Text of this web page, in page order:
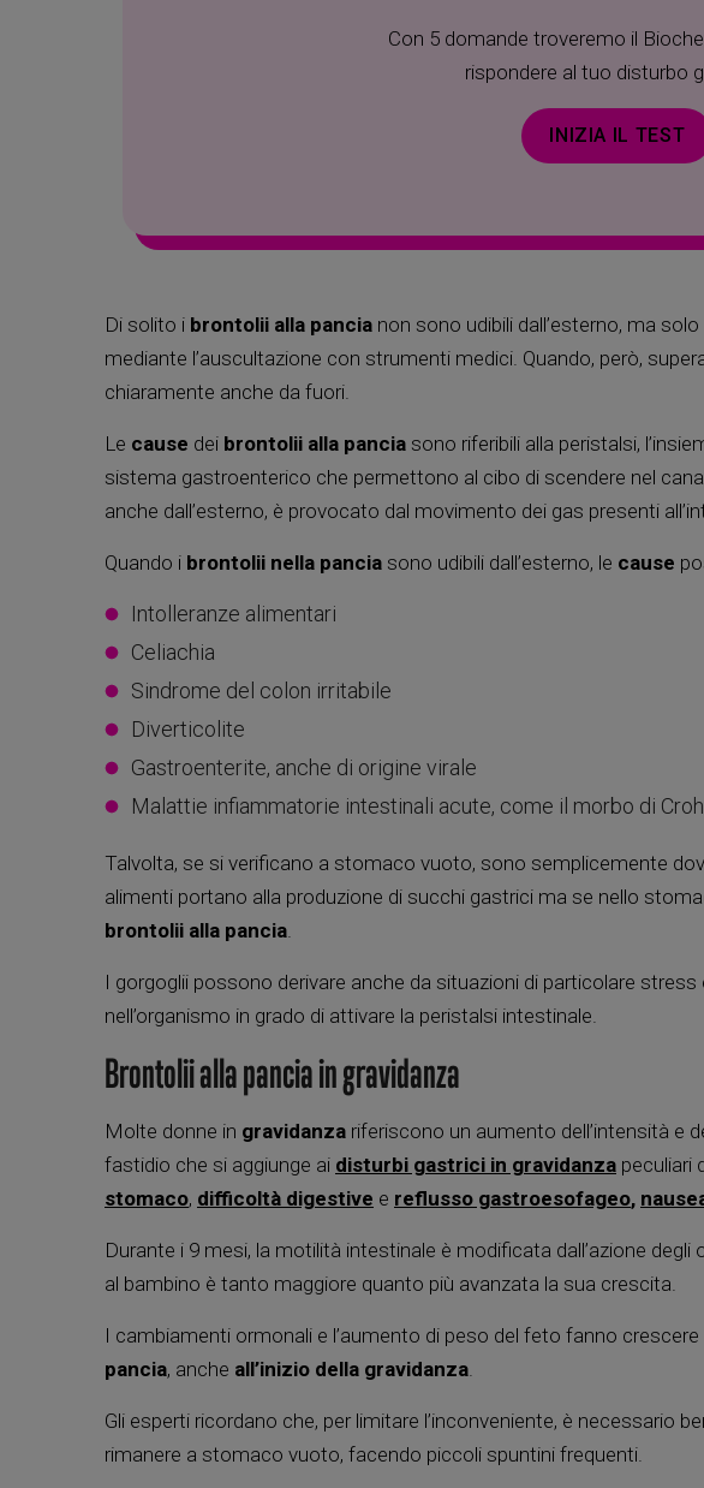
Con 5 domande troveremo il
rispondere al tuo disturbo
INIZIA IL TEST
Di solito i brontolii alla pancia non sono udibili dall’esterno, ma
mediante l’auscultazione con strumenti medici. Quando, però,
chiaramente anche da fuori.
Le cause dei brontolii alla pancia sono riferibili alla peristalsi,
sistema gastroenterico che permettono al cibo di scendere nel
anche dall’esterno, è provocato dal movimento dei gas presenti
Quando i brontolii nella pancia sono udibili dall’esterno, le cause
Intolleranze alimentari
Celiachia
Sindrome del colon irritabile
Diverticolite
Gastroenterite, anche di origine virale
Malattie infiammatorie intestinali acute, come il morbo di
Talvolta, se si verificano a stomaco vuoto, sono semplicemente
alimenti portano alla produzione di succhi gastrici ma se nello
brontolii alla pancia
I gorgoglii possono derivare anche da situazioni di particolare
nell’organismo in grado di attivare la peristalsi intestinale.
Brontolii alla pancia in gravidanza
Molte donne in gravidanza riferiscono un aumento dell’intensità e
fastidio che si aggiunge ai disturbi gastrici in gravidanza peculiari
stomaco, difficoltà digestive e reflusso gastroesofageo,
Durante i 9 mesi, la motilità intestinale è modificata dall’azione
al bambino è tanto maggiore quanto più avanzata la sua crescita.
I cambiamenti ormonali e l’aumento di peso del feto fanno
pancia, anche all’inizio della gravidanza
Gli esperti ricordano che, per limitare l’inconveniente, è necessario
rimanere a stomaco vuoto, facendo piccoli spuntini frequenti.